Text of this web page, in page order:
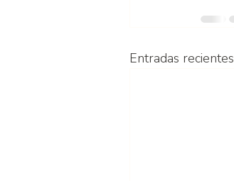
Entradas recientes